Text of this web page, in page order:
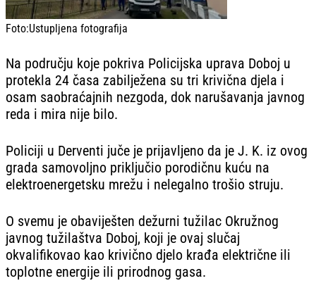
Foto:Ustupljena fotografija
Na području koje pokriva Policijska uprava Doboj u
protekla 24 časa zabilježena su tri krivična djela i
osam saobraćajnih nezgoda, dok narušavanja javnog
reda i mira nije bilo.
Policiji u Derventi juče je prijavljeno da je J. K. iz ovog
grada samovoljno priključio porodičnu kuću na
elektroenergetsku mrežu i nelegalno trošio struju.
O svemu je obaviješten dežurni tužilac Okružnog
javnog tužilaštva Doboj, koji je ovaj slučaj
okvalifikovao kao krivično djelo krađa električne ili
toplotne energije ili prirodnog gasa.